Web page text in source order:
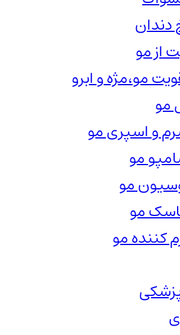
دندان
از مو
مو،مژه و ابرو
مو
و اسپری مو
مو
مو
مو
کننده مو